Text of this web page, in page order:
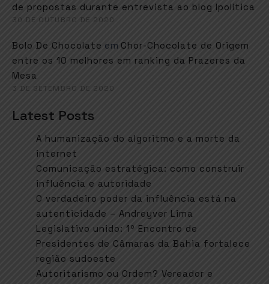
de propostas durante entrevista ao blog Ipolítica
30 DE OUTUBRO DE 2020
Bolo De Chocolate em Chor-Chocolate de Origem
entre os 10 melhores em ranking da Prazeres da
Mesa
3 DE SETEMBRO DE 2020
Latest Posts
A humanização do algoritmo e a morte da
internet
Comunicação estratégica: como construir
influência e autoridade
O verdadeiro poder da influência está na
autenticidade – Andreyver Lima
Legislativo unido: 1º Encontro de
Presidentes de Câmaras da Bahia fortalece
região sudoeste
Autoritarismo ou Ordem? Vereador e